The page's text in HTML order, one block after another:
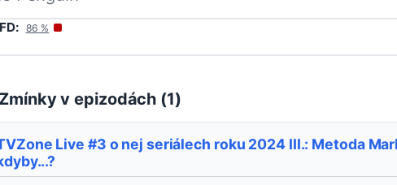
86 %
Zmínky v epizodách (1)
Live #3 o nej seriálech roku 2024 III.: Metoda